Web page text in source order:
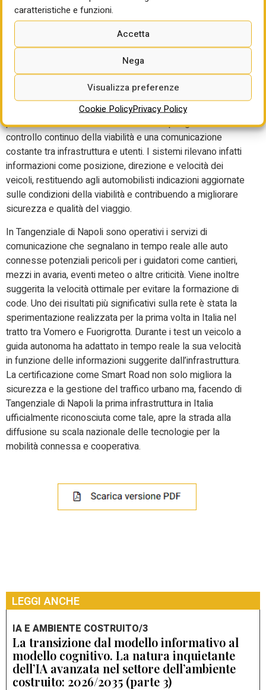
caratteristiche e funzioni.
Accetta
Nega
Visualizza preferenze
Cookie PolicyPrivacy Policy
tempo reale su flussi di traffico, velocità, eventi critici e
condizioni di esercizio. Lungo i 22 chilometri della tratta
sono in fase di installazione 217 telecamere, insieme a 15
portali di rilevamento, 8 centraline metereologiche e 40
antenne con duplice tecnologia ITS-G5 e cellular V2X
distribuiti sull’intero percorso. Dispositivi che permettono
di raccogliere i dati di traffico e di inviarli alla piattaforma
centrale C-ITS di Movyon, che li integra con ulteriori dati
provenienti da fonti esterne e li elabora per garantire un
controllo continuo della viabilità e una comunicazione
costante tra infrastruttura e utenti. I sistemi rilevano infatti
informazioni come posizione, direzione e velocità dei
veicoli, restituendo agli automobilisti indicazioni aggiornate
sulle condizioni della viabilità e contribuendo a migliorare
sicurezza e qualità del viaggio.
In Tangenziale di Napoli sono operativi i servizi di
comunicazione che segnalano in tempo reale alle auto
connesse potenziali pericoli per i guidatori come cantieri,
mezzi in avaria, eventi meteo o altre criticità. Viene inoltre
suggerita la velocità ottimale per evitare la formazione di
code. Uno dei risultati più significativi sulla rete è stata la
sperimentazione realizzata per la prima volta in Italia nel
tratto tra Vomero e Fuorigrotta. Durante i test un veicolo a
guida autonoma ha adattato in tempo reale la sua velocità
in funzione delle informazioni suggerite dall’infrastruttura.
La certificazione come Smart Road non solo migliora la
sicurezza e la gestione del traffico urbano ma, facendo di
Tangenziale di Napoli la prima infrastruttura in Italia
ufficialmente riconosciuta come tale, apre la strada alla
diffusione su scala nazionale delle tecnologie per la
mobilità connessa e cooperativa.
LEGGI ANCHE
IA E AMBIENTE COSTRUITO/3
La transizione dal modello informativo al
modello cognitivo. La natura inquietante
dell’IA avanzata nel settore dell’ambiente
costruito: 2026/2035 (parte 3)